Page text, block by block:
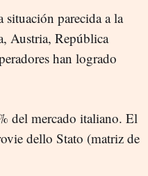
situación parecida a la
Austria, República
han logrado
del mercado italiano. El
dello Stato (matriz de